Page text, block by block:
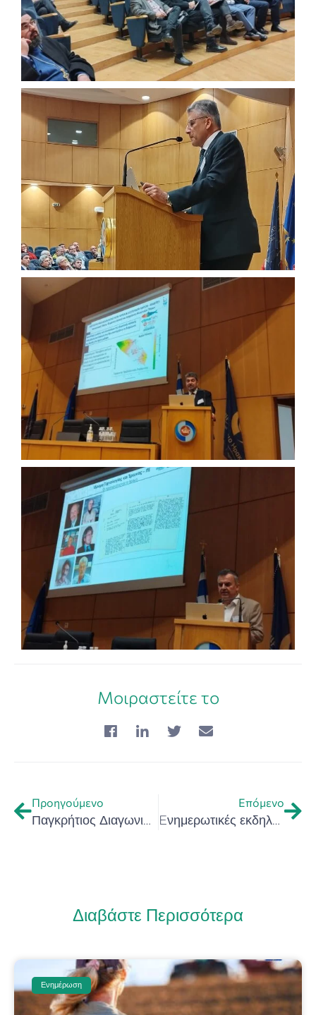
Μοιραστείτε το
Προηγούμενο
Παγκρήτιος Διαγωνισμός Γαστρονομικού Δώρου 2026 – “World Food Gift Challenge 2026”, by IGCAT – Κρήτη Ευρωπαϊκή Περιφέρεια Γαστρονομίας 2026 (Ανοικτή πρόσκληση συμμετοχής)
Επόμενο
Eνημερωτικές εκδηλώσεις για τη Δράση «ΕΠΙΧΕΙΡΩ ΠΡΑΣΙΝΑ»
Διαβάστε Περισσότερα
Ενημέρωση